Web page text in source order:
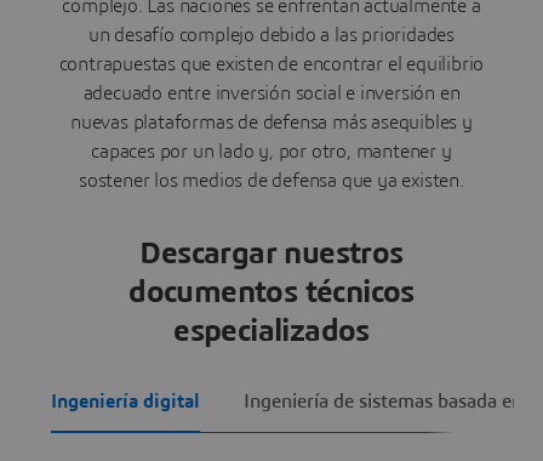
complejo. Las naciones se enfrentan actualmente a
un desafío complejo debido a las prioridades
contrapuestas que existen de encontrar el equilibrio
adecuado entre inversión social e inversión en
nuevas plataformas de defensa más asequibles y
capaces por un lado y, por otro, mantener y
sostener los medios de defensa que ya existen.
Descargar nuestros
documentos técnicos
especializados
Ingeniería digital Ingeniería de sistemas basada en